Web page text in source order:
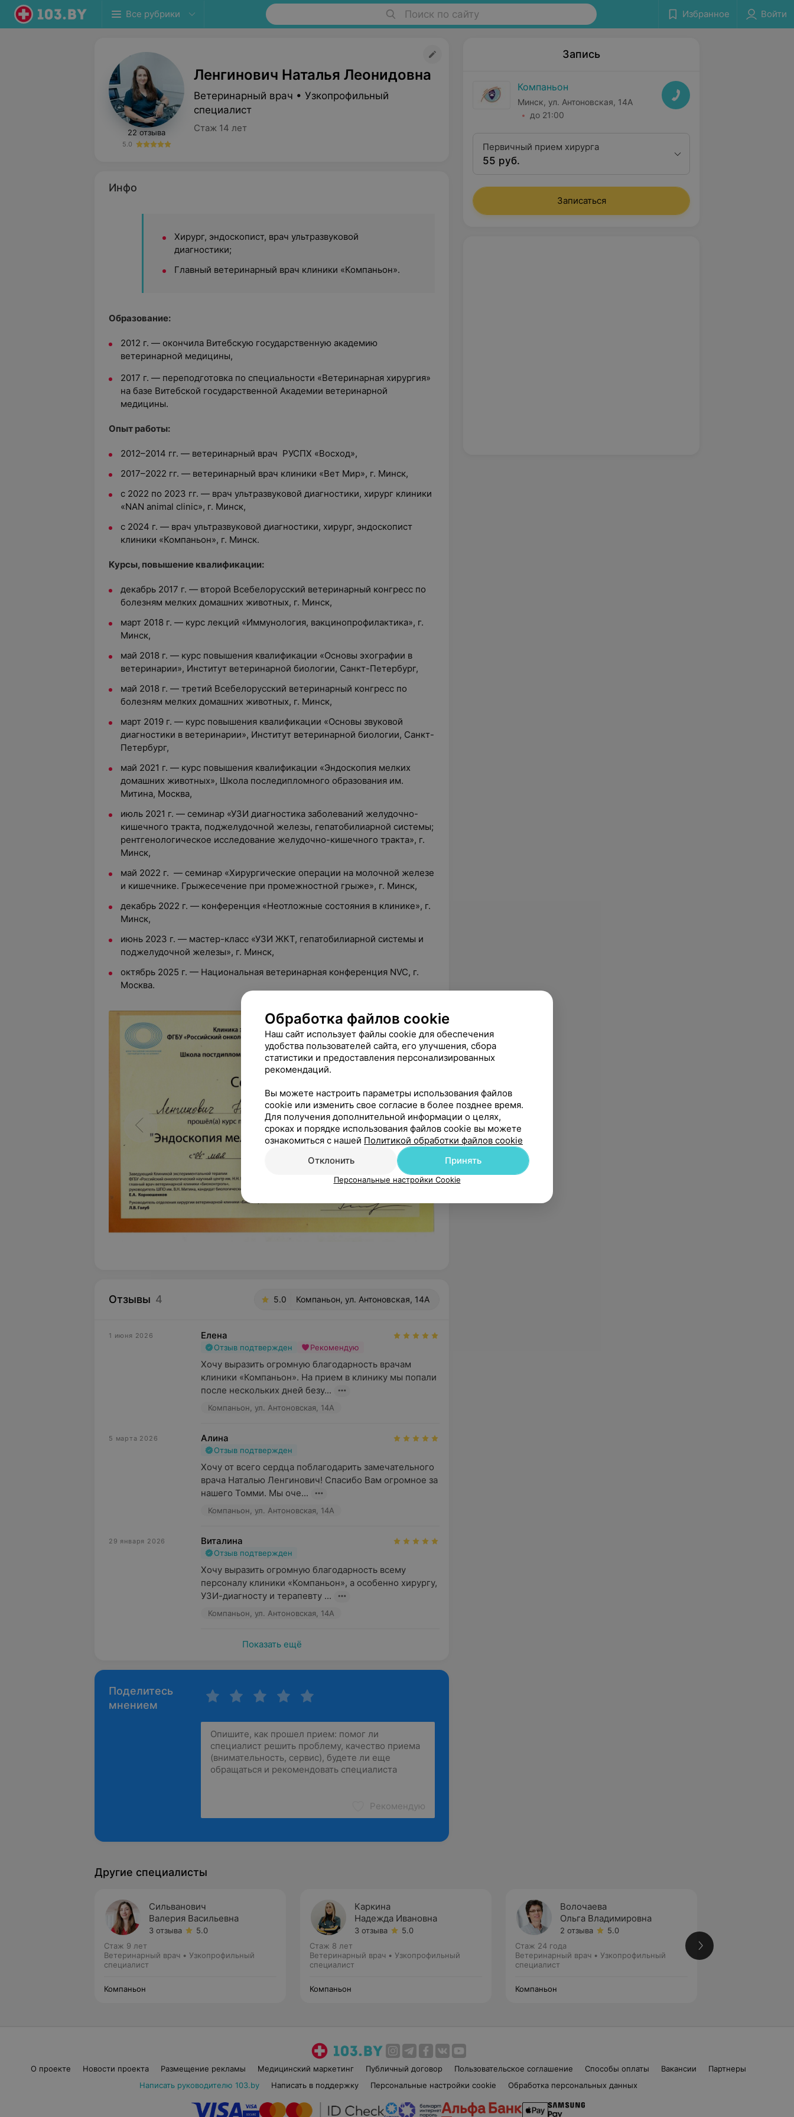
Все рубрики Поиск по сайту Избранное Войти
22 отзыва
5.0
Ленгинович Наталья Леонидовна
Ветеринарный врач • Узкопрофильный
специалист
Стаж 14 лет
Инфо
Хирург, эндоскопист, врач ультразвуковой
диагностики;
Главный ветеринарный врач клиники «Компаньон».
Образование:
2012 г. — окончила Витебскую государственную академию
ветеринарной медицины,
2017 г. — переподготовка по специальности «Ветеринарная хирургия»
на базе Витебской государственной Академии ветеринарной
медицины.
Опыт работы:
2012–2014 гг. — ветеринарный врач РУСПХ «Восход»,
2017–2022 гг. — ветеринарный врач клиники «Вет Мир», г. Минск,
с 2022 по 2023 гг. — врач ультразвуковой диагностики, хирург клиники
«NAN animal clinic», г. Минск,
с 2024 г. — врач ультразвуковой диагностики, хирург, эндоскопист
клиники «Компаньон», г. Минск.
Курсы, повышение квалификации:
декабрь 2017 г. — второй Всебелорусский ветеринарный конгресс по
болезням мелких домашних животных, г. Минск,
март 2018 г. — курс лекций «Иммунология, вакцинопрофилактика», г.
Минск,
май 2018 г. — курс повышения квалификации «Основы эхографии в
ветеринарии», Институт ветеринарной биологии, Санкт-Петербург,
май 2018 г. — третий Всебелорусский ветеринарный конгресс по
болезням мелких домашних животных, г. Минск,
март 2019 г. — курс повышения квалификации «Основы звуковой
диагностики в ветеринарии», Институт ветеринарной биологии, Санкт-
Петербург,
май 2021 г. — курс повышения квалификации «Эндоскопия мелких
домашних животных», Школа последипломного образования им.
Митина, Москва,
июль 2021 г. — семинар «УЗИ диагностика заболеваний желудочно-
кишечного тракта, поджелудочной железы, гепатобилиарной системы;
рентгенологическое исследование желудочно-кишечного тракта», г.
Минск,
май 2022 г. — семинар «Хирургические операции на молочной железе
и кишечнике. Грыжесечение при промежностной грыже», г. Минск,
декабрь 2022 г. — конференция «Неотложные состояния в клинике», г.
Минск,
июнь 2023 г. — мастер-класс «УЗИ ЖКТ, гепатобилиарной системы и
поджелудочной железы», г. Минск,
октябрь 2025 г. — Национальная ветеринарная конференция NVC, г.
Москва.
Отзывы 4 5.0 Компаньон, ул. Антоновская, 14А
1 июня 2026 Елена
Отзыв подтвержден Рекомендую
Хочу выразить огромную благодарность врачам
клиники «Компаньон». На прием в клинику мы попали
после нескольких дней безу...
Компаньон, ул. Антоновская, 14А
5 марта 2026 Алина
Отзыв подтвержден
Хочу от всего сердца поблагодарить замечательного
врача Наталью Ленгинович! Спасибо Вам огромное за
нашего Томми. Мы оче...
Компаньон, ул. Антоновская, 14А
29 января 2026 Виталина
Отзыв подтвержден
Хочу выразить огромную благодарность всему
персоналу клиники «Компаньон», а особенно хирургу,
УЗИ-диагносту и терапевту ...
Компаньон, ул. Антоновская, 14А
Показать ещё
Поделитесь
мнением
Рекомендую
Запись
Компаньон
Минск, ул. Антоновская, 14А
до 21:00
Первичный прием хирурга
55 руб.
Записаться
Другие специалисты
Сильванович
Валерия Васильевна
3 отзыва
5.0
Стаж 9 лет
Ветеринарный врач • Узкопрофильный
специалист
Компаньон
Каркина
Надежда Ивановна
3 отзыва
5.0
Стаж 8 лет
Ветеринарный врач • Узкопрофильный
специалист
Компаньон
Волочаева
Ольга Владимировна
2 отзыва
5.0
Стаж 24 года
Ветеринарный врач • Узкопрофильный
специалист
Компаньон
О проекте Новости проекта Размещение рекламы Медицинский маркетинг Публичный договор Пользовательское соглашение Способы оплаты Вакансии
Партнеры
Написать руководителю 103.by
Написать в поддержку Персональные настройки cookie Обработка персональных данных
Обработка файлов cookie
Наш сайт использует файлы cookie для обеспечения
удобства пользователей сайта, его улучшения, сбора
статистики и предоставления персонализированных
рекомендаций.
Вы можете настроить параметры использования файлов
cookie или изменить свое согласие в более позднее время.
Для получения дополнительной информации о целях,
сроках и порядке использования файлов cookie вы можете
ознакомиться с нашей Политикой обработки файлов cookie
Отклонить
Принять
Персональные настройки Cookie